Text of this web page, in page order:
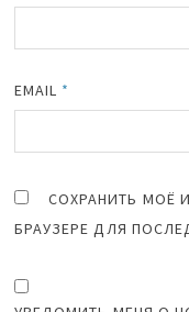
EMAIL *
СОХРАНИТЬ МОЁ
БРАУЗЕРЕ ДЛЯ